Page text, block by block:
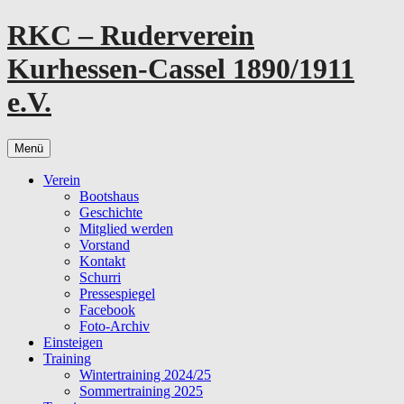
Zum
Inhalt
springen
RKC – Ruderverein
Kurhessen-Cassel 1890/1911
e.V.
Menü
Verein
Bootshaus
Geschichte
Mitglied werden
Vorstand
Kontakt
Schurri
Pressespiegel
Facebook
Foto-Archiv
Einsteigen
Training
Wintertraining 2024/25
Sommertraining 2025